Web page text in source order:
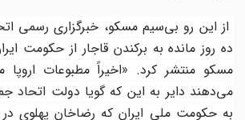
از این رو بی‌سیم مسکو، خبرگزاری رسمی
ده روز مانده به برکندن قاجار از حکومت ایران
مسکو منتشر کرد. «اخیراً مطبوعات اروپا
می‌دهند دایر به این که گویا دولت اتحاد
به حکومت ملی ایران که رضاخان پهلوی در